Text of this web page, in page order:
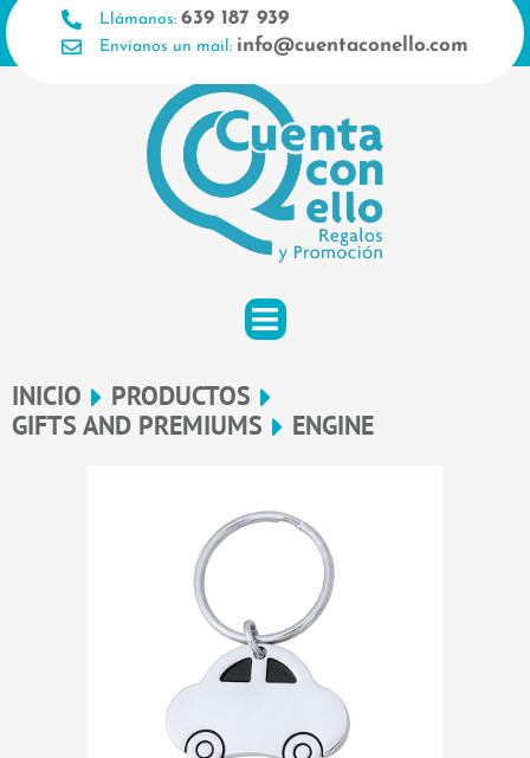
Ir
al
contenido
Llámanos: 639 187 939
Envíanos un mail: info@cuentaconello.com
INICIO
PRODUCTOS
GIFTS AND PREMIUMS
ENGINE